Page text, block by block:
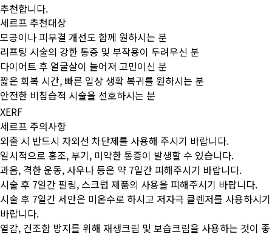
추천합니다.
세르프 추천대상
모공이나 피부결 개선도 함께 원하시는 분
리프팅 시술의 강한 통증 및 부작용이 두려우신 분
다이어트 후 얼굴살이 늘어져 고민이신 분
짧은 회복 시간, 빠른 일상 생확 복귀를 원하시는 분
안전한 비침습적 시술을 선호하시는 분
XERF
세르프 주의사항
외출 시 반드시 자외선 차단제를 사용해 주시기 바랍니다.
일시적으로 홍조, 부기, 미약한 통증이 발생할 수 있습니다.
과음, 격한 운동, 사우나 등은 약 7일간 피해주시기 바랍니다.
시술 후 7일간 필링, 스크럽 제품의 사용을 피해주시기 바랍니다.
시술 후 7일간 세안은 미온수로 하시고 저자극 클렌저를 사용하시기
바랍니다.
열감, 건조함 방지를 위해 재생크림 및 보습크림을 사용하는 것이 좋